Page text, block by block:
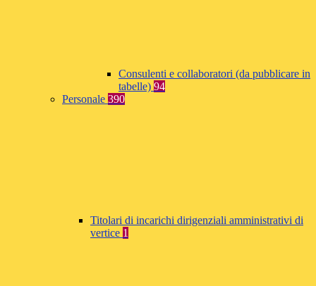
Consulenti e collaboratori (da pubblicare in
tabelle) 94
Personale 390
Titolari di incarichi dirigenziali amministrativi di
vertice 1